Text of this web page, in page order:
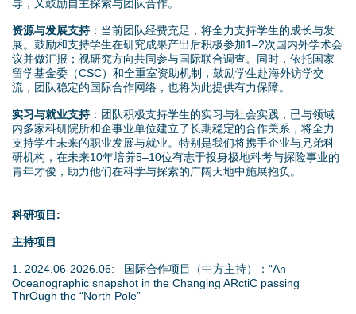
导，又鼓励自主探索与团队合作。
资源与发展支持：当前团队经费充足，将全力支持学生的成长与发
展。鼓励和支持学生在研究成果产出后积极参加1–2次国内外学术会
议并做汇报；视研究方向共同参与国际联合调查。同时，依托国家
留学基金委（CSC）和全重室资助机制，鼓励学生赴海外访学交
流，团队稳定的国际合作网络，也将为此提供有力保障。
实习与就业支持：团队积极支持学生的实习与社会实践，已与领域
内多家科研院所和企事业单位建立了长期稳定的合作关系，将全力
支持学生未来的职业发展与就业。特别是我们将携手企业与兄弟科
研机构，在未来10年培养5–10位有志于投身极地科考与探险事业的
青年才俊，助力他们在科学与探索的广阔天地中施展抱负。
科研项目:
主持项目
1. 2024.06-2026.06: 国际合作项目（中方主持）：“An
Oceanographic snapshot in the Changing ARctiC passing
ThrOugh the “North Pole”